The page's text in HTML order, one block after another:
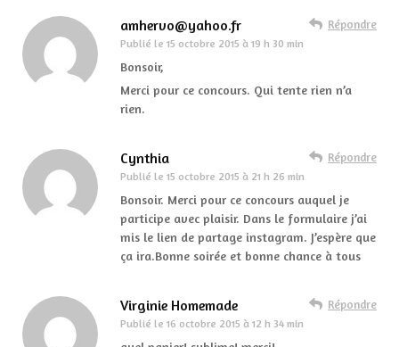
amhervo@yahoo.fr
Publié le 15 octobre 2015 à 19 h 30 min
Répondre
Bonsoir,
Merci pour ce concours. Qui tente rien n’a
rien.
Cynthia
Publié le 15 octobre 2015 à 21 h 26 min
Répondre
Bonsoir. Merci pour ce concours auquel je
participe avec plaisir. Dans le formulaire j’ai
mis le lien de partage instagram. J’espère que
ça ira.Bonne soirée et bonne chance à tous
Virginie Homemade
Publié le 16 octobre 2015 à 12 h 34 min
Répondre